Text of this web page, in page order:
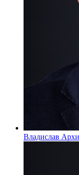
Владислав